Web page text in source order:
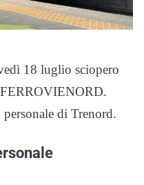
18 luglio sciopero
FERROVIENORD.
di Trenord.